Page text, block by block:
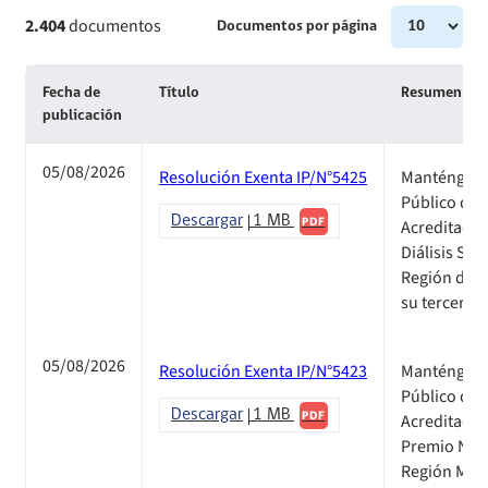
Llamados a concurso de personal
Sanciones aplicadas
Actas Consejo Consultivo Ley Corta de Isapres
Sanciones a Prestadores
2.404documentos Documentos por página
Fecha de
publicación
Título Resumen y
05/08/2026 Resolución Exenta IP/N°5425
Descargar 1 MB PDF
Público de
Diálisis
Región de
su tercer
05/08/2026 Resolución Exenta IP/N°5423
Descargar 1 MB PDF
Público de
Premio
Región